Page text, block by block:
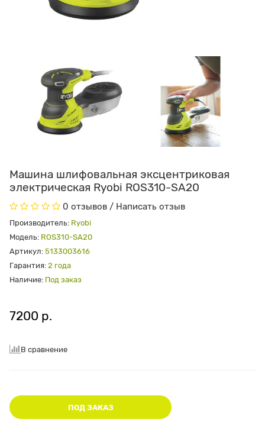
Машина шлифовальная эксцентриковая
электрическая Ryobi ROS310-SA20
0 отзывов / Написать отзыв
Производитель: Ryobi
Модель: ROS310-SA20
Артикул: 5133003616
Гарантия: 2 года
Наличие: Под заказ
7200 р.
В сравнение
ПОД ЗАКАЗ